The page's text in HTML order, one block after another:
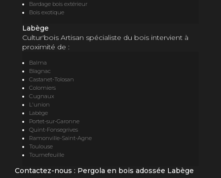
Bardage bois extérieur
Bois exotique
Labège
Cultur'bois Artisan spécialiste du bois intervient à
proximité de :
Balma
Blagnac
Castanet-Tolosan
Colomiers
Cugnaux
L'union
Labège
Portet-sur-Garonne
Quint-Fonsegrives
Ramonville-Saint-Agne
Toulouse
Tournefeuille
Contactez-nous : Pergola en bois adossée Labège